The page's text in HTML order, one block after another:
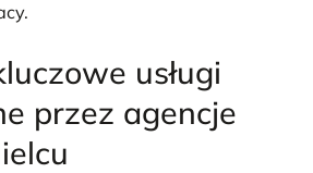
usługi
przez agencje